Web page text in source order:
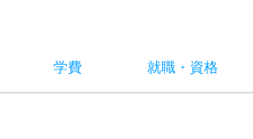
学費 就職・ 資格